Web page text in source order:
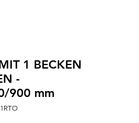
1 BECKEN
-
900 mm